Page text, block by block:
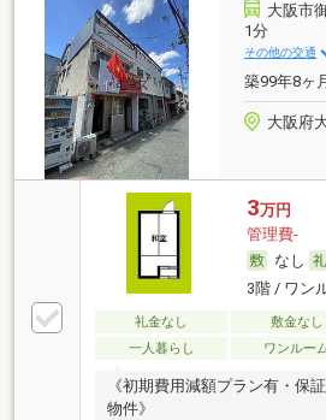
大阪市
1分
その他の交通
築99年8ヶ
大阪府
3万円
管理費-
なし
3階 / ワン
礼金なし 敷金なし
一人暮らし
ワンルー
《初期費用減額プラン有・保
物件》